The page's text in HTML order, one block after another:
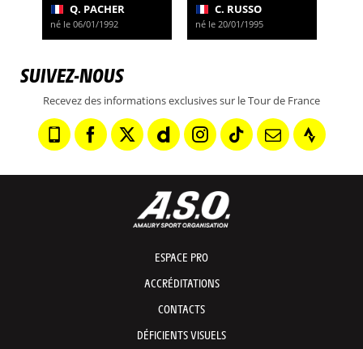
Q. PACHER
né le 06/01/1992
C. RUSSO
né le 20/01/1995
SUIVEZ-NOUS
Recevez des informations exclusives sur le Tour de France
ESPACE PRO
ACCRÉDITATIONS
CONTACTS
DÉFICIENTS VISUELS